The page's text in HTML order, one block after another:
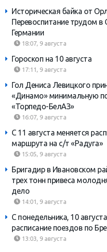
Историческая байка от
Перевоспитание трудом в
Германии
18:07, 9 августа
Гороскоп на 10 августа
17:11, 9 августа
Гол Дениса Левицкого
«Динамо» минимальную
«Торпедо-БелАЗ»
16:07, 9 августа
С 11 августа меняется
маршрута на с/т «Радуга»
15:05, 9 августа
Бригадир в Ивановском
трех тонн привеса
дело
14:01, 9 августа
С понедельника, 10
расписание поездов по
13:03, 9 августа